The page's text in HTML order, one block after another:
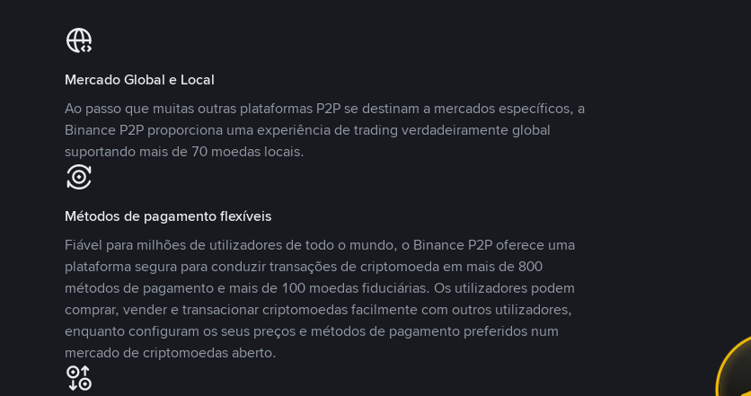
Mercado Global e Local
Ao passo que muitas outras plataformas P2P se destinam a mercados específicos, a
Binance P2P proporciona uma experiência de trading verdadeiramente global
suportando mais de 70 moedas locais.
Métodos de pagamento flexíveis
Fiável para milhões de utilizadores de todo o mundo, o Binance P2P oferece uma
plataforma segura para conduzir transações de criptomoeda em mais de 800
métodos de pagamento e mais de 100 moedas fiduciárias. Os utilizadores podem
comprar, vender e transacionar criptomoedas facilmente com outros utilizadores,
enquanto configuram os seus preços e métodos de pagamento preferidos num
mercado de criptomoedas aberto.